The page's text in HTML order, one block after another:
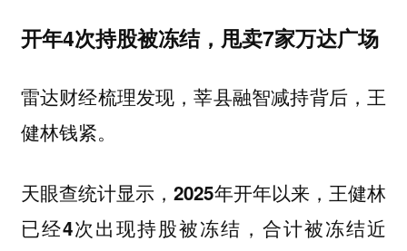
开年4次持股被冻结，甩卖7家万达广场
雷达财经梳理发现，莘县融智减持背后，王
健林钱紧。
天眼查统计显示，2025年开年以来，王健林
已经4次出现持股被冻结，合计被冻结近